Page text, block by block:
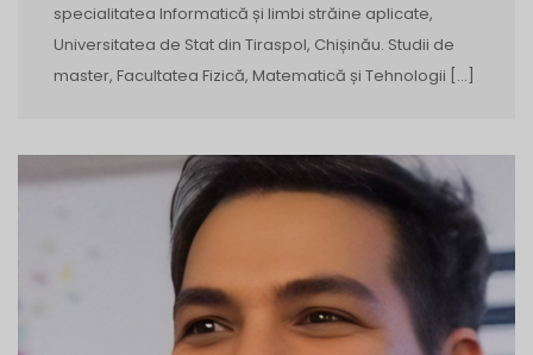
specialitatea Informatică și limbi străine aplicate,
Universitatea de Stat din Tiraspol, Chișinău. Studii de
master, Facultatea Fizică, Matematică și Tehnologii […]